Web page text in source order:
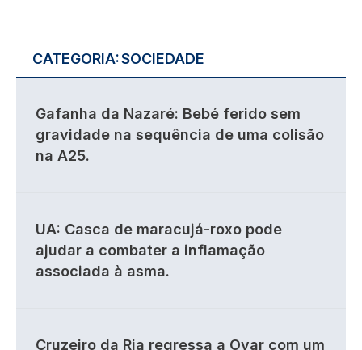
CATEGORIA:SOCIEDADE
Gafanha da Nazaré: Bebé ferido sem
gravidade na sequência de uma colisão
na A25.
UA: Casca de maracujá-roxo pode
ajudar a combater a inflamação
associada à asma.
Cruzeiro da Ria regressa a Ovar com um